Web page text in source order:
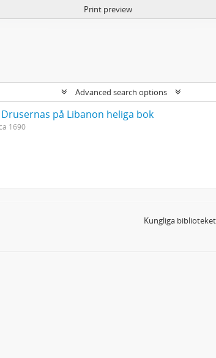
Print preview
Advanced search options
på Libanon heliga bok
1690
Kungliga